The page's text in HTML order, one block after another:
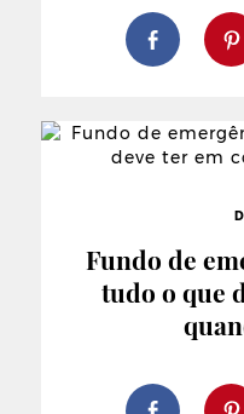
Fundo de
tudo o que